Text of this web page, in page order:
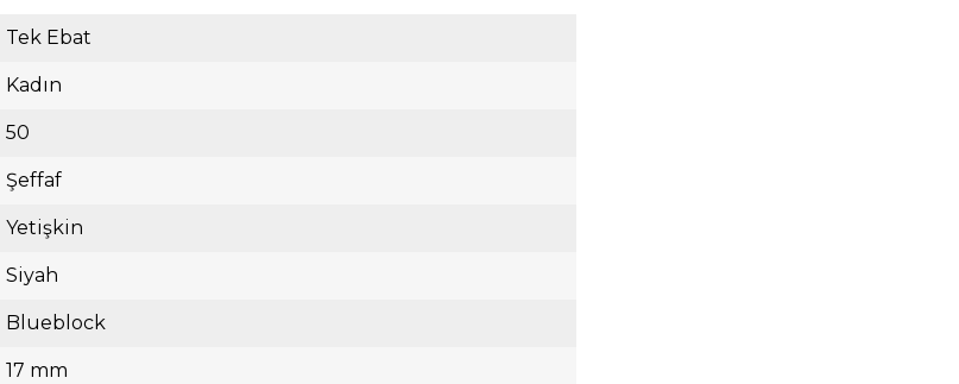
Tek Ebat
Kadın
50
Şeffaf
Yetişkin
Siyah
Blueblock
17 mm